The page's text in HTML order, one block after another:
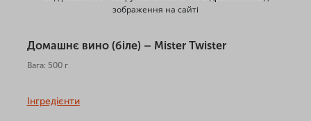
зображення на сайті
Домашнє вино (біле) – Mister Twister
Вага: 500 г
Інгредієнти